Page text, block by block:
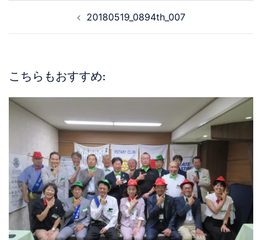
20180519_0894th_007
こちらもおすすめ: